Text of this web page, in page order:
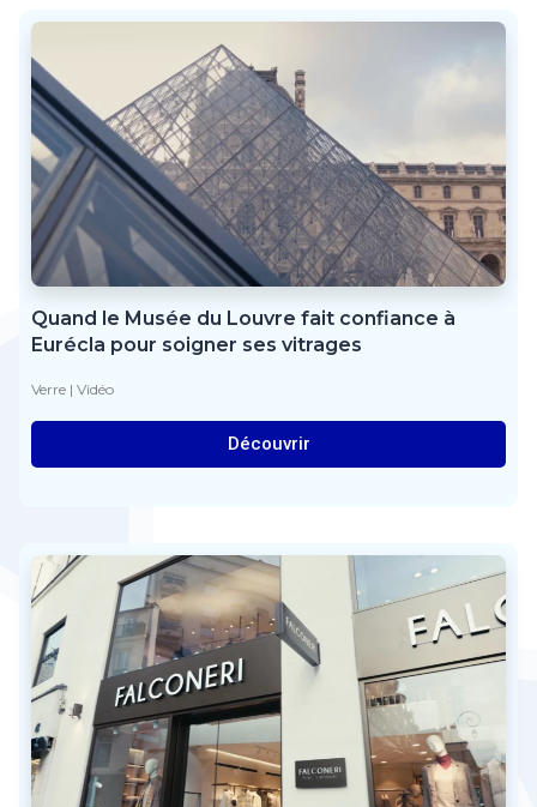
Quand le Musée du Louvre fait confiance à
Eurécla pour soigner ses vitrages
Verre | Vidéo
Découvrir